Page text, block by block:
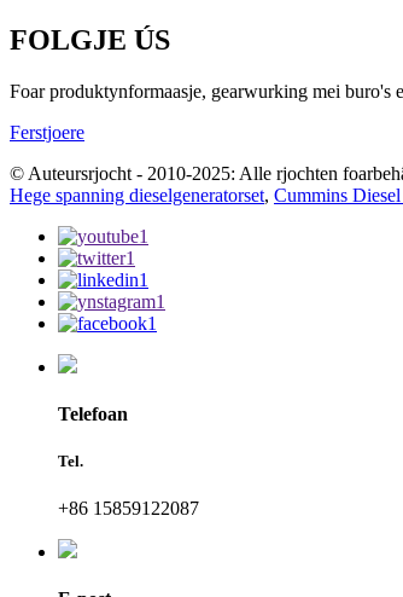
FOLGJE ÚS
Foar produktynformaasje, gearwurking mei buro's
Ferstjoere
© Auteursrjocht - 2010-2025: Alle rjochten
Hege spanning dieselgeneratorset, Cummins
Telefoan
Tel.
+86 15859122087